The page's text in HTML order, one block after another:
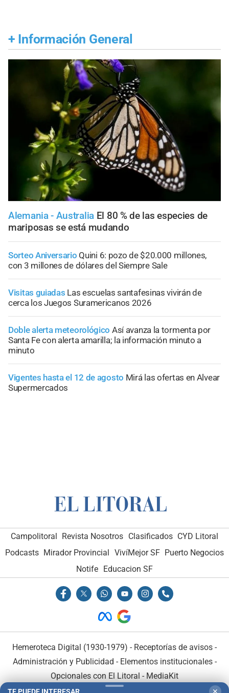
+ Información General
Alemania - Australia El 80 % de las especies de
mariposas se está mudando
Sorteo Aniversario Quini 6: pozo de $20.000 millones,
con 3 millones de dólares del Siempre Sale
Visitas guiadas Las escuelas santafesinas vivirán de
cerca los Juegos Suramericanos 2026
Doble alerta meteorológico Así avanza la tormenta por
Santa Fe con alerta amarilla; la información minuto a
minuto
Vigentes hasta el 12 de agosto Mirá las ofertas en Alvear
Supermercados
Campolitoral Revista Nosotros Clasificados CYD Litoral
Podcasts Mirador Provincial VivíMejor SF Puerto Negocios
Notife Educacion SF
Hemeroteca Digital (1930-1979) - Receptorías de avisos -
Administración y Publicidad - Elementos institucionales-
Opcionales con El Litoral - MediaKit